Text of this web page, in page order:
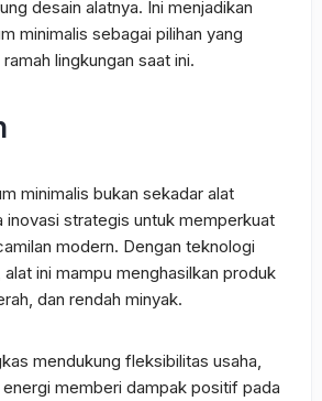
desain alatnya. Ini menjadikan
minimalis sebagai pilihan yang
lingkungan saat ini.
minimalis bukan sekadar alat
inovasi strategis untuk memperkuat
modern. Dengan teknologi
ini mampu menghasilkan produk
dan rendah minyak.
mendukung fleksibilitas usaha,
memberi dampak positif pada